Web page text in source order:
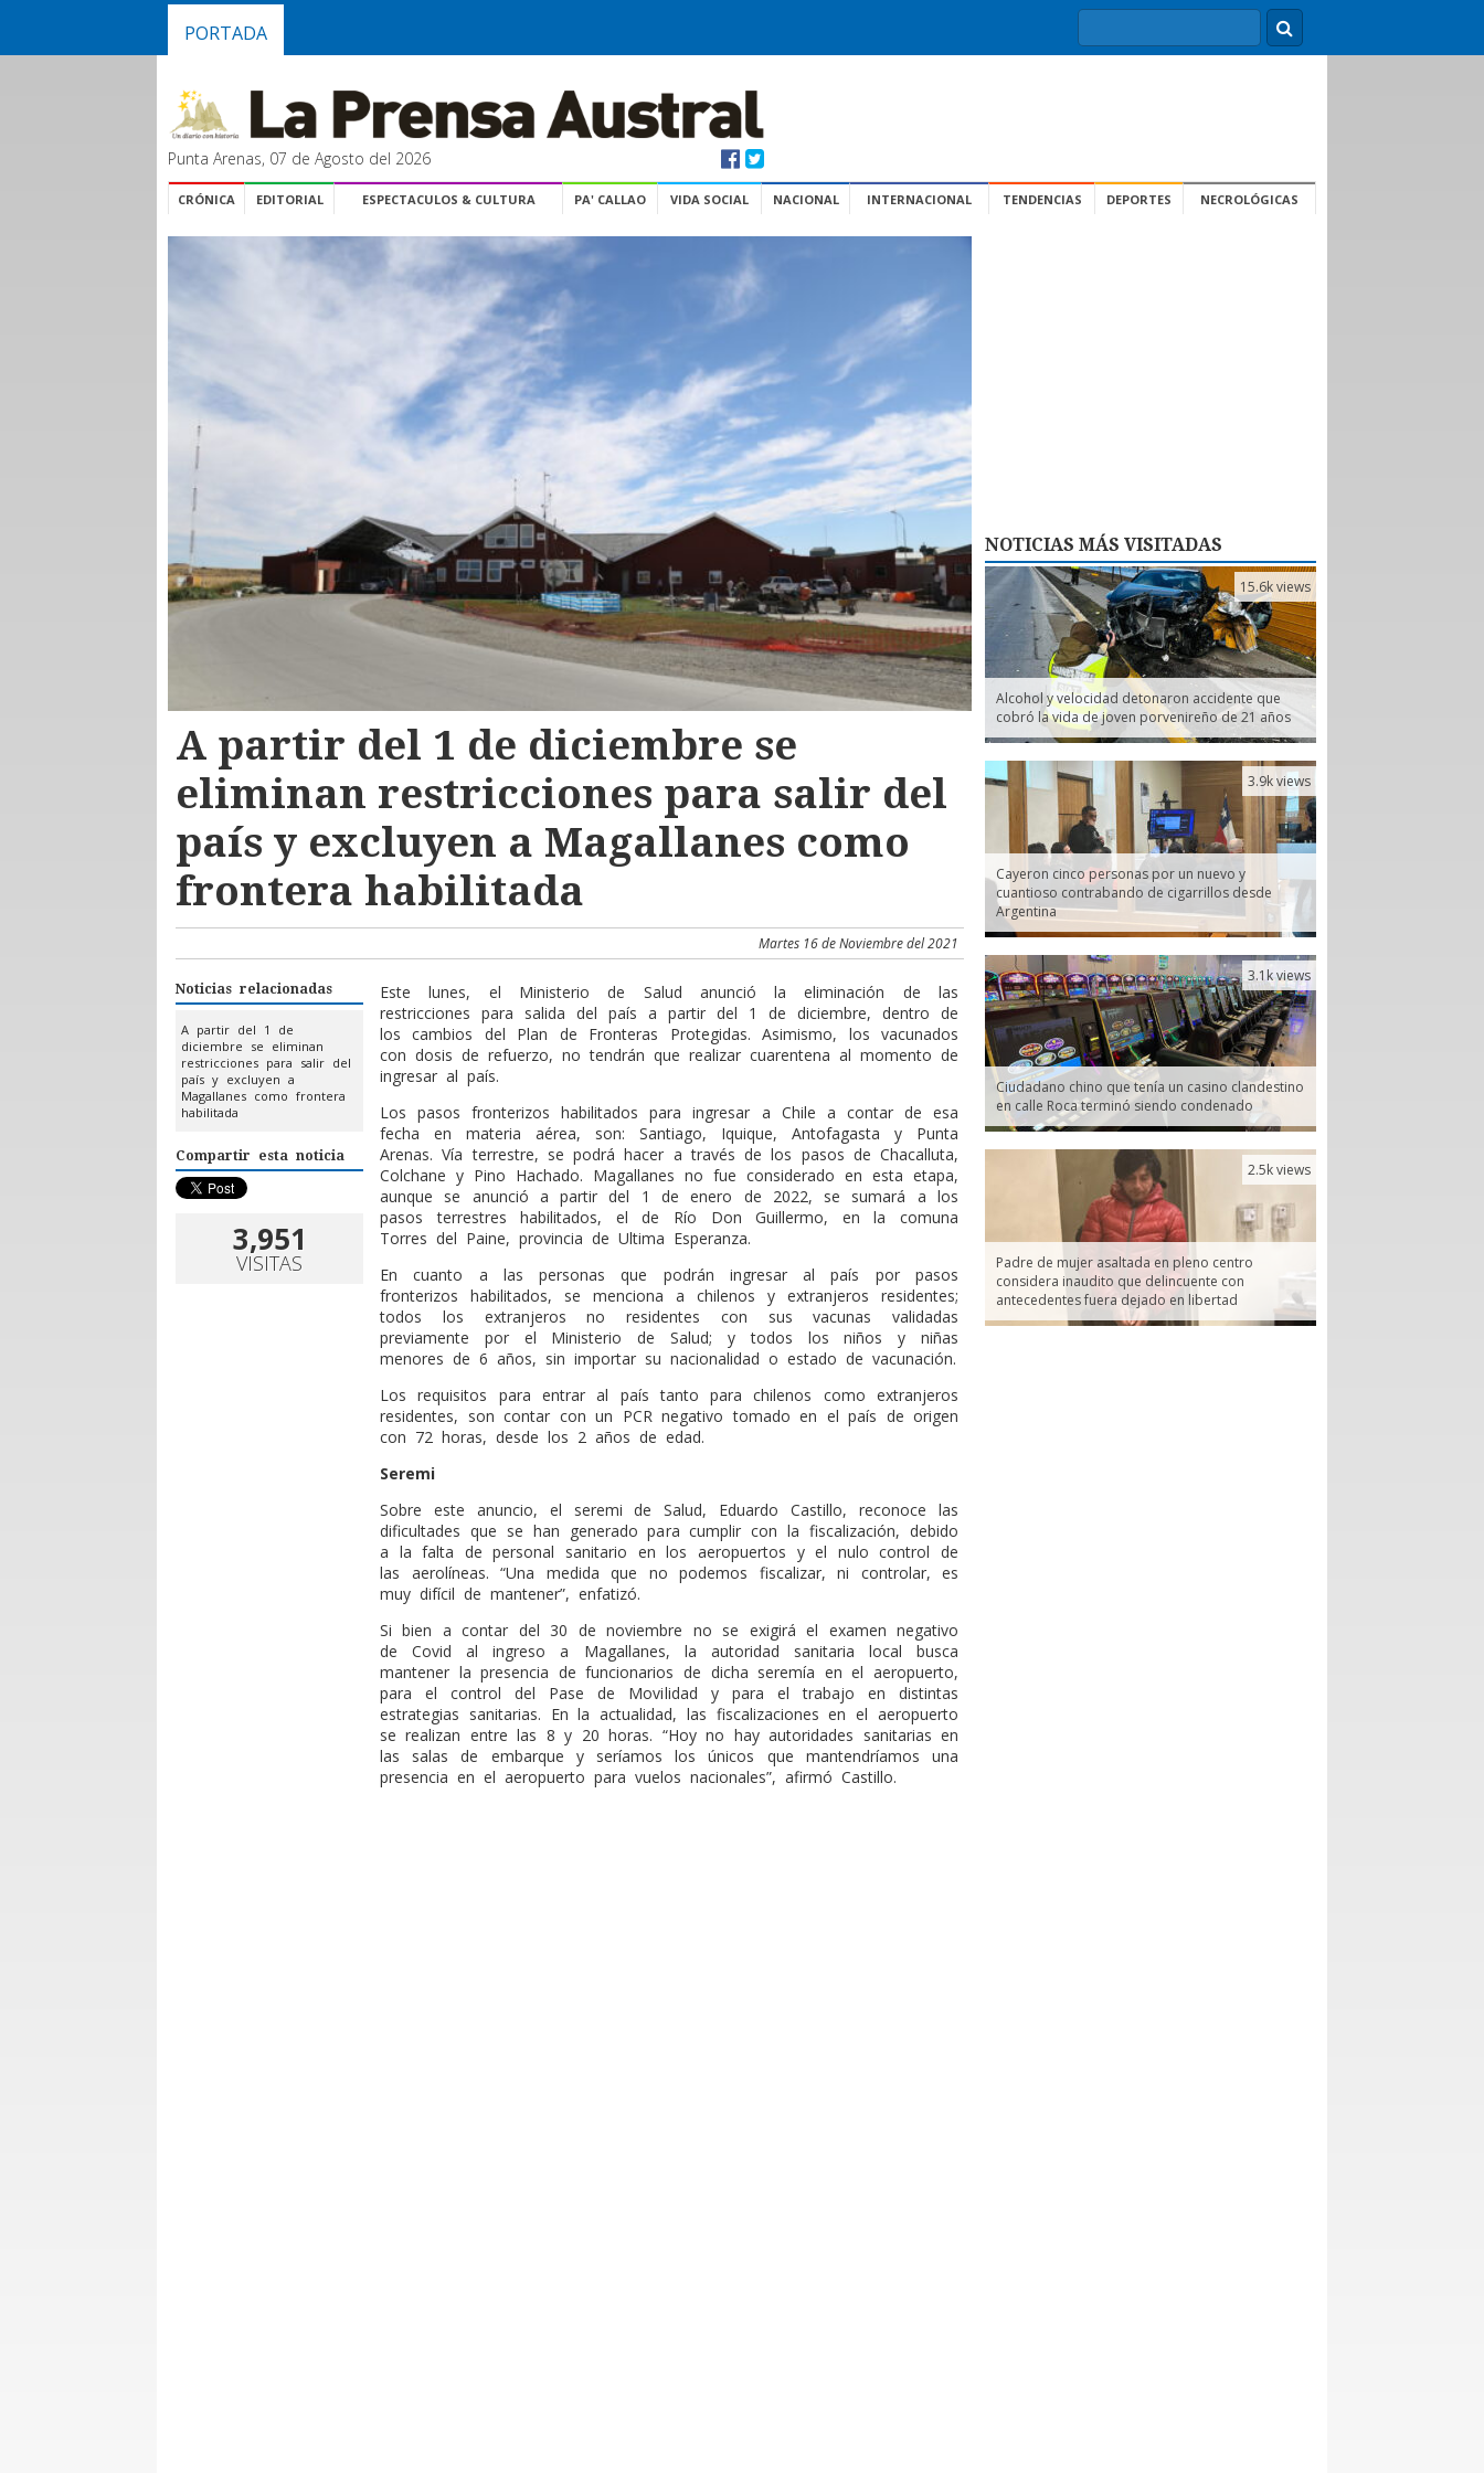
PORTADA
Punta Arenas, 07 de Agosto del 2026
CRÓNICA EDITORIAL ESPECTACULOS & CULTURA PA' CALLAO VIDA SOCIAL NACIONAL INTERNACIONAL TENDENCIAS DEPORTES NECROLÓGICAS
A partir del 1 de diciembre se
eliminan restricciones para salir del
país y excluyen a Magallanes como
frontera habilitada
Martes 16 de Noviembre del 2021
Noticias relacionadas
A partir del 1 de
diciembre se eliminan
restricciones para salir del
país y excluyen a
Magallanes como frontera
habilitada
Compartir esta noticia
3,951
VISITAS
Este lunes, el Ministerio de Salud anunció la eliminación de las
restricciones para salida del país a partir del 1 de diciembre, dentro de
los cambios del Plan de Fronteras Protegidas. Asimismo, los vacunados
con dosis de refuerzo, no tendrán que realizar cuarentena al momento de
ingresar al país.
Los pasos fronterizos habilitados para ingresar a Chile a contar de esa
fecha en materia aérea, son: Santiago, Iquique, Antofagasta y Punta
Arenas. Vía terrestre, se podrá hacer a través de los pasos de Chacalluta,
Colchane y Pino Hachado. Magallanes no fue considerado en esta etapa,
aunque se anunció a partir del 1 de enero de 2022, se sumará a los
pasos terrestres habilitados, el de Río Don Guillermo, en la comuna
Torres del Paine, provincia de Ultima Esperanza.
En cuanto a las personas que podrán ingresar al país por pasos
fronterizos habilitados, se menciona a chilenos y extranjeros residentes;
todos los extranjeros no residentes con sus vacunas validadas
previamente por el Ministerio de Salud; y todos los niños y niñas
menores de 6 años, sin importar su nacionalidad o estado de vacunación.
Los requisitos para entrar al país tanto para chilenos como extranjeros
residentes, son contar con un PCR negativo tomado en el país de origen
con 72 horas, desde los 2 años de edad.
Seremi
Sobre este anuncio, el seremi de Salud, Eduardo Castillo, reconoce las
dificultades que se han generado para cumplir con la fiscalización, debido
a la falta de personal sanitario en los aeropuertos y el nulo control de
las aerolíneas. “Una medida que no podemos fiscalizar, ni controlar, es
muy difícil de mantener”, enfatizó.
Si bien a contar del 30 de noviembre no se exigirá el examen negativo
de Covid al ingreso a Magallanes, la autoridad sanitaria local busca
mantener la presencia de funcionarios de dicha seremía en el aeropuerto,
para el control del Pase de Movilidad y para el trabajo en distintas
estrategias sanitarias. En la actualidad, las fiscalizaciones en el aeropuerto
se realizan entre las 8 y 20 horas. “Hoy no hay autoridades sanitarias en
las salas de embarque y seríamos los únicos que mantendríamos una
presencia en el aeropuerto para vuelos nacionales”, afirmó Castillo.
NOTICIAS MÁS VISITADAS
Alcohol y velocidad detonaron accidente que
cobró la vida de joven porvenireño de 21 años
15.6k views
Cayeron cinco personas por un nuevo y
cuantioso contrabando de cigarrillos desde
Argentina
3.9k views
Ciudadano chino que tenía un casino clandestino
en calle Roca terminó siendo condenado
3.1k views
Padre de mujer asaltada en pleno centro
considera inaudito que delincuente con
antecedentes fuera dejado en libertad
2.5k views